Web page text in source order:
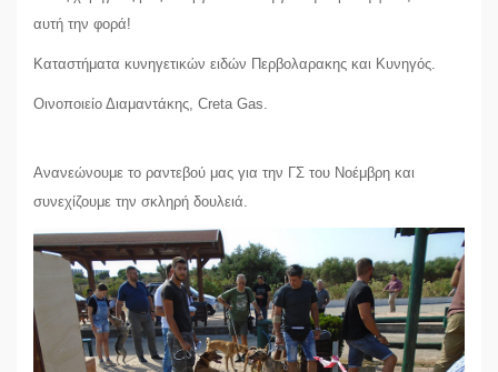
αυτή την φορά!
Καταστήματα κυνηγετικών ειδών Περβολαρακης και Κυνηγός.
Οινοποιείο Διαμαντάκης, Creta Gas.
Ανανεώνουμε το ραντεβού μας για την ΓΣ του Νοέμβρη και
συνεχίζουμε την σκληρή δουλειά.